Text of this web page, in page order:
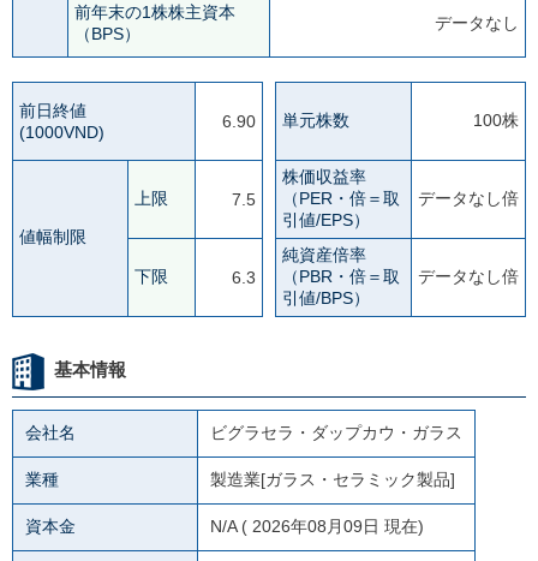
前年末の1株株主資本
（BPS）
データなし
前日終値
(1000VND)
6.90
値幅制限
上限 7.5
下限 6.3
単元株数 100株
株価収益率
（PER・倍＝取
引値/EPS）
データなし倍
純資産倍率
（PBR・倍＝取
引値/BPS）
データなし倍
基本情報
会社名 ビグラセラ・ダップカウ・ガラス
業種 製造業[ガラス・セラミック製品]
資本金 N/A( 2026年08月09日 現在)